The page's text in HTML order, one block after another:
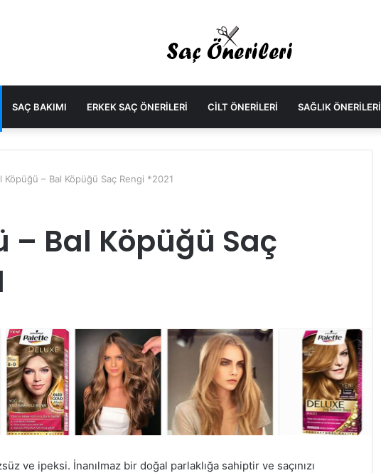
SAÇ BAKIMI ERKEK SAÇ ÖNERILERI CILT ÖNERILERI SAĞLIK ÖNERILERI
Köpüğü – Bal Köpüğü Saç Rengi *2021
– Bal Köpüğü Saç
ve ipeksi. İnanılmaz bir doğal parlaklığa sahiptir ve saçınızı